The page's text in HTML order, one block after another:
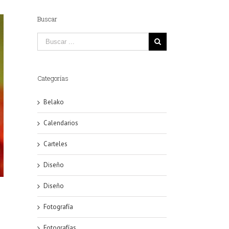
Buscar
Categorías
Belako
Calendarios
Carteles
Diseño
Diseño
Fotografía